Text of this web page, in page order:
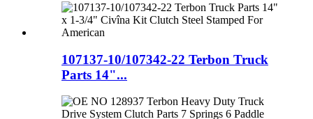
107137-10/107342-22 Terbon Truck
Parts 14"...